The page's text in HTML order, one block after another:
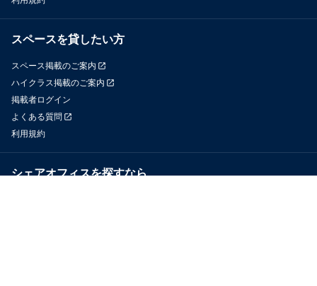
スペースを貸したい方
スペース掲載のご案内
ハイクラス掲載のご案内
掲載者ログイン
よくある質問
利用規約
シェアオフィスを探すなら